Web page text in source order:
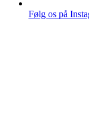
Følg os på